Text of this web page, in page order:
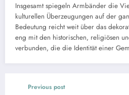
Insgesamt spiegeln Armbänder die
kulturellen Überzeugungen auf der
Bedeutung reicht weit über das
eng mit den historischen, religiösen
verbunden, die die Identität einer
Previous post